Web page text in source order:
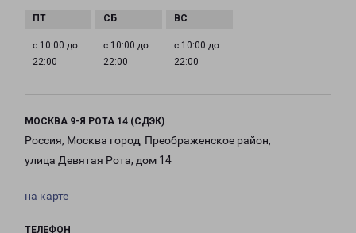
с 10:00 до
22:00
с 10:00 до
22:00
с 10:00 до
22:00
МОСКВА 9-Я РОТА 14 (СДЭК)
Россия, Москва город, Преображенское район,
улица Девятая Рота, дом 14
на карте
ТЕЛЕФОН